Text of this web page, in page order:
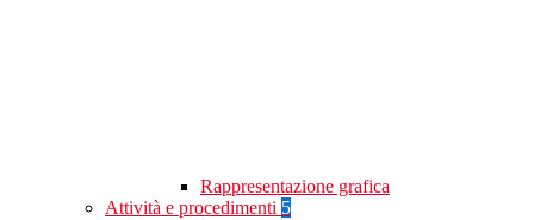
Rappresentazione grafica
Attività e procedimenti 5